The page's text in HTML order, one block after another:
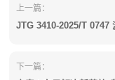
上一篇：
JTG 3410-2025/T 0747
下一篇：